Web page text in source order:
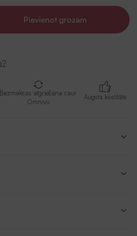
Pievienot grozam
Bezmaksas atgriešana caur
Omnivu
Augsta kvalitāte